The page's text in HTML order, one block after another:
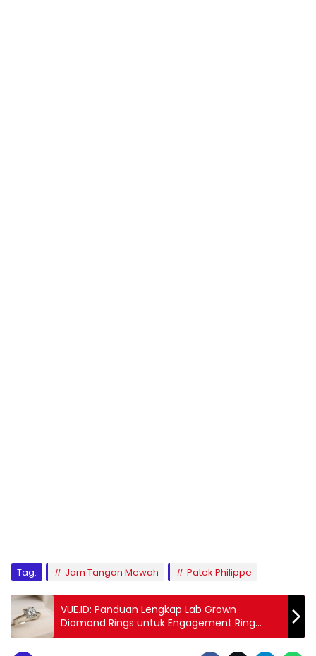
Tag: Jam Tangan Mewah Patek Philippe
VUE.ID: Panduan Lengkap Lab Grown
Diamond Rings untuk Engagement Ring
Eksklusif di Jakarta